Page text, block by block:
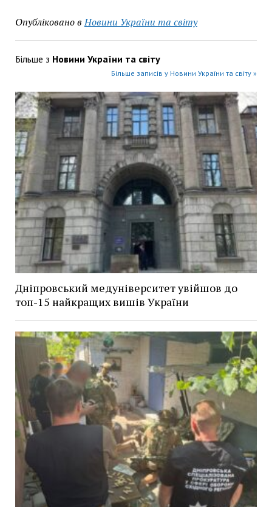
Опубліковано в Новини України та світу
Більше з Новини України та світу
Більше записів у Новини України та світу »
Дніпровський медуніверситет увійшов до
топ-15 найкращих вишів України